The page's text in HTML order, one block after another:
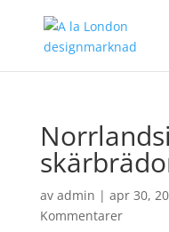
av admin | apr 30,
Kommentarer